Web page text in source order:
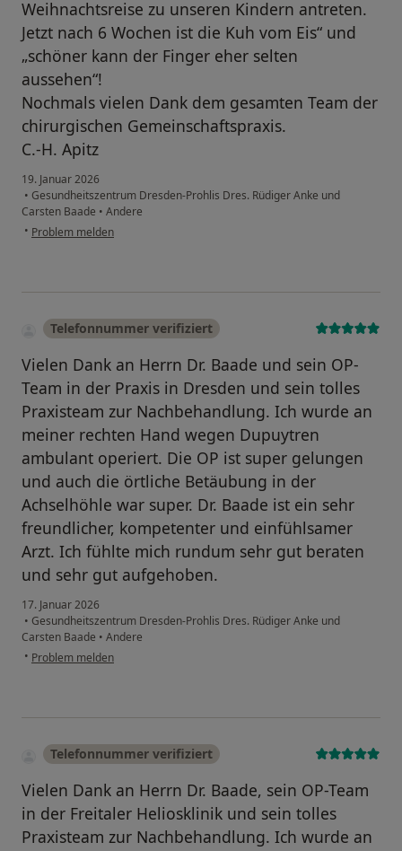
Weihnachtsreise zu unseren Kindern antreten.
Jetzt nach 6 Wochen ist die Kuh vom Eis“ und
„schöner kann der Finger eher selten
aussehen“!
Nochmals vielen Dank dem gesamten Team der
chirurgischen Gemeinschaftspraxis.
C.-H. Apitz
19. Januar 2026
• Gesundheitszentrum Dresden-Prohlis Dres. Rüdiger Anke und
Carsten Baade • Andere
• Problem melden
Telefonnummer verifiziert
Vielen Dank an Herrn Dr. Baade und sein OP-
Team in der Praxis in Dresden und sein tolles
Praxisteam zur Nachbehandlung. Ich wurde an
meiner rechten Hand wegen Dupuytren
ambulant operiert. Die OP ist super gelungen
und auch die örtliche Betäubung in der
Achselhöhle war super. Dr. Baade ist ein sehr
freundlicher, kompetenter und einfühlsamer
Arzt. Ich fühlte mich rundum sehr gut beraten
und sehr gut aufgehoben.
17. Januar 2026
• Gesundheitszentrum Dresden-Prohlis Dres. Rüdiger Anke und
Carsten Baade • Andere
• Problem melden
Telefonnummer verifiziert
Vielen Dank an Herrn Dr. Baade, sein OP-Team
in der Freitaler Heliosklinik und sein tolles
Praxisteam zur Nachbehandlung. Ich wurde an